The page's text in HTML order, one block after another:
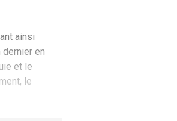
ainsi
dernier en
et le
le